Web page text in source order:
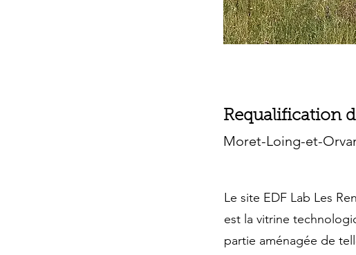
Requalification
Moret-Loing-et-
Le site EDF Lab Les
est la vitrine
partie aménagée de